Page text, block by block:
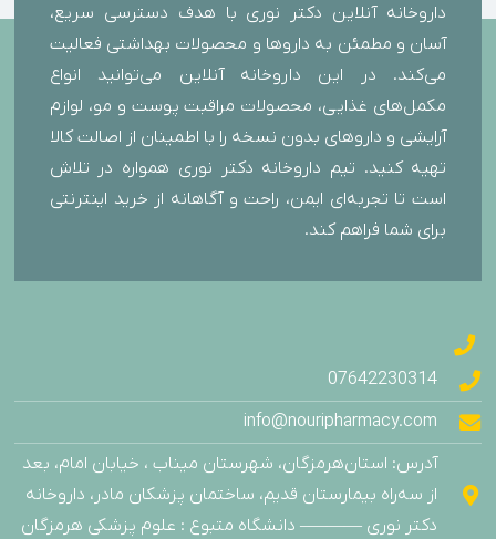
داروخانه آنلاین دکتر نوری با هدف دسترسی سریع،
آسان و مطمئن به داروها و محصولات بهداشتی فعالیت
می‌کند. در این داروخانه آنلاین می‌توانید انواع
مکمل‌های غذایی، محصولات مراقبت پوست و مو، لوازم
آرایشی و داروهای بدون نسخه را با اطمینان از اصالت کالا
تهیه کنید. تیم داروخانه دکتر نوری همواره در تلاش
است تا تجربه‌ای ایمن، راحت و آگاهانه از خرید اینترنتی
برای شما فراهم کند.
07642230314
info@nouripharmacy.com
آدرس: استان‌هرمزگان، شهرستان میناب ، خیابان امام، بعد
از سه‌راه بیمارستان قدیم، ساختمان پزشکان مادر، داروخانه
دکتر نوری ———– دانشگاه متبوع : علوم پزشکی هرمزگان